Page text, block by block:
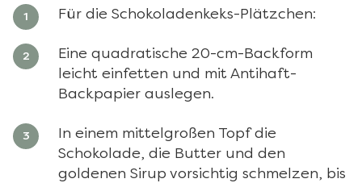
Für die Schokoladenkeks-Plätzchen:
Eine quadratische 20-cm-Backform
leicht einfetten und mit Antihaft-
Backpapier auslegen.
In einem mittelgroßen Topf die
Schokolade, die Butter und den
goldenen Sirup vorsichtig schmelzen, bis